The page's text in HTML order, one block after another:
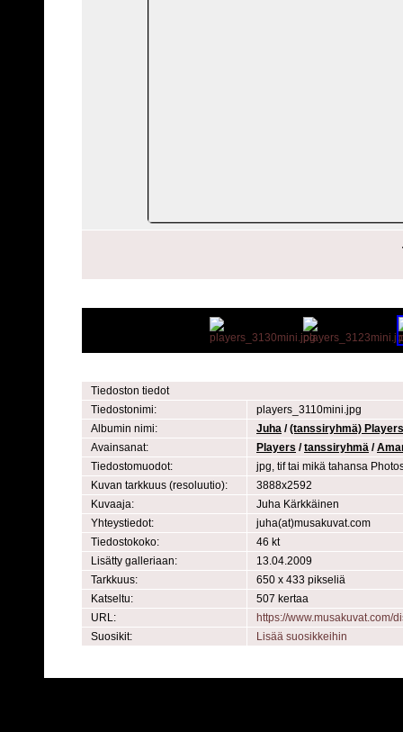
Tiedoston tiedot
Tiedostonimi:
players_3110mini.jpg
Albumin nimi:
Juha /(tanssiryhmä) Players
Avainsanat:
Players /tanssiryhmä /
Tiedostomuodot:
jpg, tif tai mikä tahansa
Kuvan tarkkuus (resoluutio):
3888x2592
Kuvaaja:
Juha Kärkkäinen
Yhteystiedot:
juha(at)musakuvat.com
Tiedostokoko:
46 kt
Lisätty galleriaan:
13.04.2009
Tarkkuus:
650 x 433 pikseliä
Katseltu:
507 kertaa
URL:
https://www.musakuvat.com/
Suosikit:
Lisää suosikkeihin